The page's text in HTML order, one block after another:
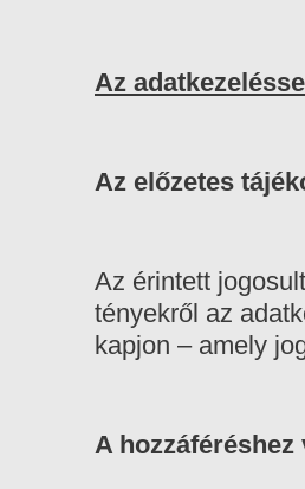
Az
Az előzetes
Az érintett
tényekről az
kapjon – amely
A hozzáféréshez